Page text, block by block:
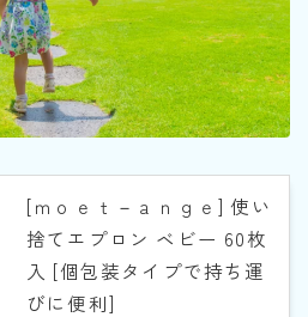
[ｍｏｅｔ－ａｎｇｅ] 使い
捨てエプロン ベビー 60枚
入 [個包装タイプで持ち運
びに便利]